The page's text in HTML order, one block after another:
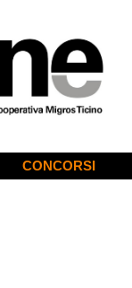
CONCORSI